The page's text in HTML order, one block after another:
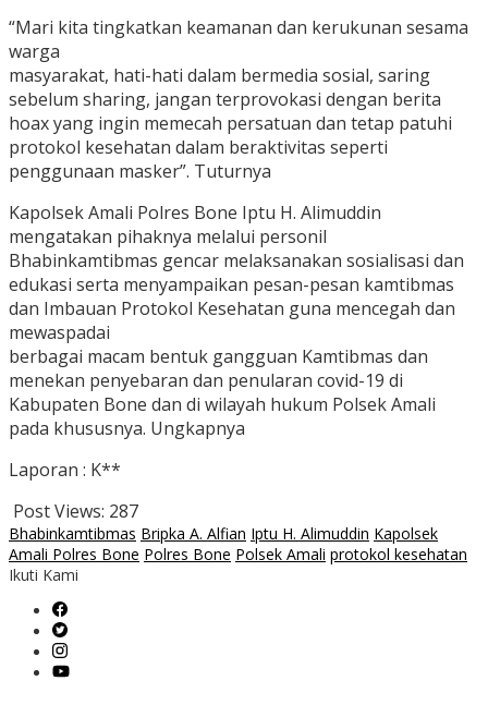
“Mari kita tingkatkan keamanan dan kerukunan sesama
warga
masyarakat, hati-hati dalam bermedia sosial, saring
sebelum sharing, jangan terprovokasi dengan berita
hoax yang ingin memecah persatuan dan tetap patuhi
protokol kesehatan dalam beraktivitas seperti
penggunaan masker”. Tuturnya
Kapolsek Amali Polres Bone Iptu H. Alimuddin
mengatakan pihaknya melalui personil
Bhabinkamtibmas gencar melaksanakan sosialisasi dan
edukasi serta menyampaikan pesan-pesan kamtibmas
dan Imbauan Protokol Kesehatan guna mencegah dan
mewaspadai
berbagai macam bentuk gangguan Kamtibmas dan
menekan penyebaran dan penularan covid-19 di
Kabupaten Bone dan di wilayah hukum Polsek Amali
pada khususnya. Ungkapnya
Laporan : K**
Post Views: 287
Bhabinkamtibmas Bripka A. Alfian Iptu H. Alimuddin Kapolsek
Amali Polres Bone Polres Bone Polsek Amali protokol kesehatan
Ikuti Kami